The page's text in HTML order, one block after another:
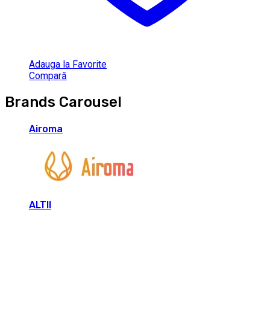
Adauga la Favorite
Compară
Brands Carousel
Airoma
ALTII